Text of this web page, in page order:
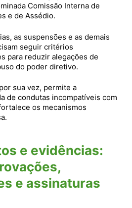
Comissão Interna de
e de Assédio.
as suspensões e as demais
seguir critérios
para reduzir alegações de
do poder diretivo.
sua vez, permite a
de condutas incompatíveis com
os mecanismos
e evidências:
e assinaturas